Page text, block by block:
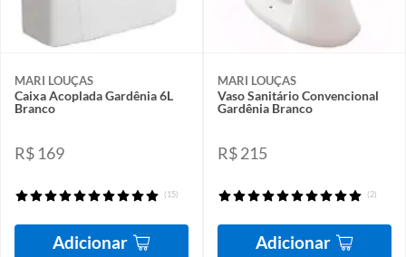
MARI LOUÇAS
Caixa Acoplada Gardênia 6L
Branco
R$ 169
(15)
Adicionar
MARI LOUÇAS
Vaso Sanitário Convencional
Gardênia Branco
R$ 215
(2)
Adicionar